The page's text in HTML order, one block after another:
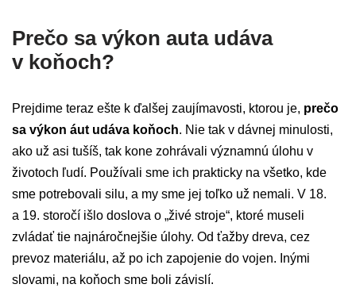
Prečo sa výkon auta udáva
v koňoch?
Prejdime teraz ešte k ďalšej zaujímavosti, ktorou je, prečo
sa výkon áut udáva koňoch. Nie tak v dávnej minulosti,
ako už asi tušíš, tak kone zohrávali významnú úlohu v
životoch ľudí. Používali sme ich prakticky na všetko, kde
sme potrebovali silu, a my sme jej toľko už nemali. V 18.
a 19. storočí išlo doslova o „živé stroje“, ktoré museli
zvládať tie najnáročnejšie úlohy. Od ťažby dreva, cez
prevoz materiálu, až po ich zapojenie do vojen. Inými
slovami, na koňoch sme boli závislí.